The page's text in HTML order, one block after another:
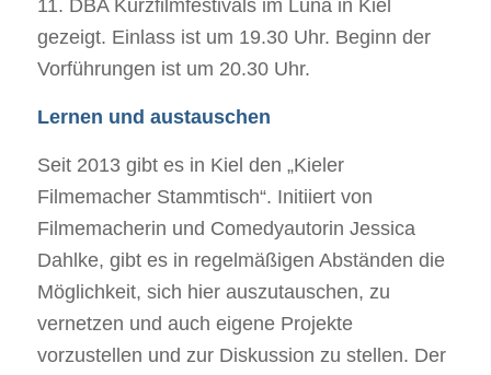
11. DBA Kurzfilmfestivals im Luna in Kiel
gezeigt. Einlass ist um 19.30 Uhr. Beginn der
Vorführungen ist um 20.30 Uhr.
Lernen und austauschen
Seit 2013 gibt es in Kiel den „Kieler
Filmemacher Stammtisch“. Initiiert von
Filmemacherin und Comedyautorin Jessica
Dahlke, gibt es in regelmäßigen Abständen die
Möglichkeit, sich hier auszutauschen, zu
vernetzen und auch eigene Projekte
vorzustellen und zur Diskussion zu stellen. Der